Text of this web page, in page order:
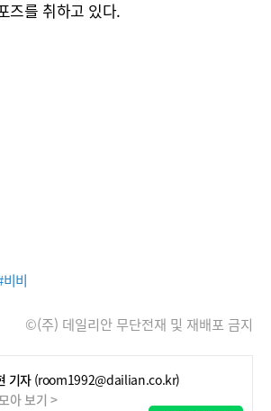
즈를 취하고 있다.
비
©(주) 데일리안 무단전재 및 재배포 금지
기자 (room1992@dailian.co.kr)
아 보기 >